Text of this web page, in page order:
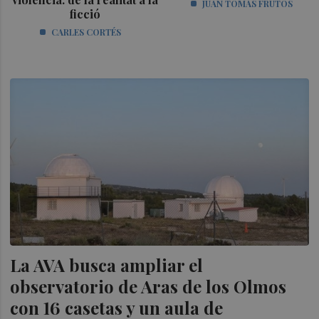
ficció
CARLES CORTÉS
JUAN TOMÁS FRUTOS
La AVA busca ampliar el
observatorio de Aras de los Olmos
con 16 casetas y un aula de